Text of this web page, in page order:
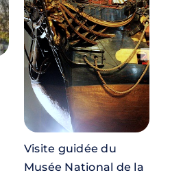
Visite guidée du
Musée National de la